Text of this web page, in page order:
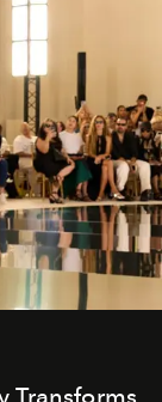
Transforms